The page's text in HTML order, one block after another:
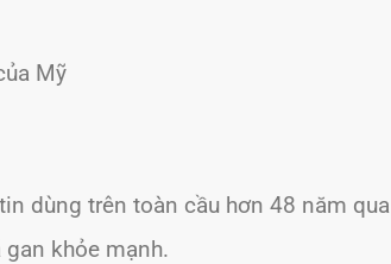
Mỹ
dùng trên toàn cầu hơn 48 năm qua
khỏe mạnh.